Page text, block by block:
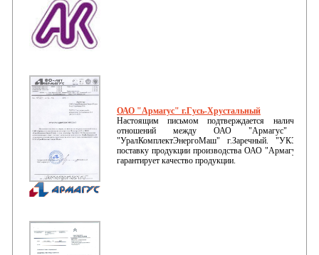
ОАО "Армагус" г.Гусь-Хрустальный
Настоящим письмом подтверждается наличие
отношений между ОАО "Армагус"
"УралКомплектЭнергоМаш" г.Заречный. "УКЭМ"
поставку продукции производства ОАО "Армагус", в
гарантирует качество продукции.